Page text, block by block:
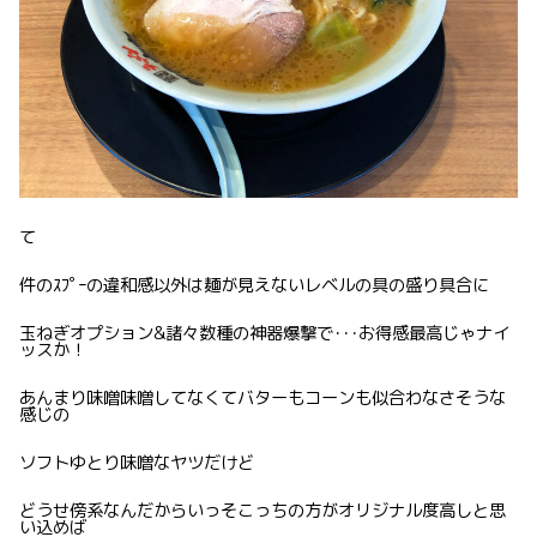
て
件のｽﾌﾟｰの違和感以外は麺が見えないレベルの具の盛り具合に
玉ねぎオプション&諸々数種の神器爆撃で･･･お得感最高じゃナイ
ッスか！
あんまり味噌味噌してなくてバターもコーンも似合わなさそうな
感じの
ソフトゆとり味噌なヤツだけど
どうせ傍系なんだからいっそこっちの方がオリジナル度高しと思
い込めば